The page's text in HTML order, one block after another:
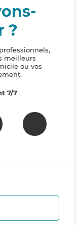
?
meilleurs
ou vos
7/7